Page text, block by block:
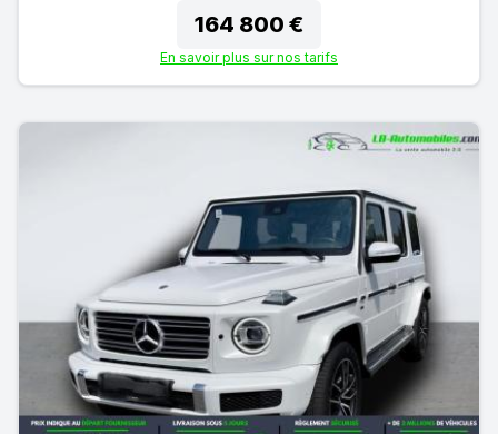
164 800 €
En savoir plus sur nos tarifs